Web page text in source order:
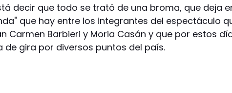
decir que todo se trató de una broma, que deja
que hay entre los integrantes del espectáculo
Carmen Barbieri y Moria Casán y que por estos
de gira por diversos puntos del país.